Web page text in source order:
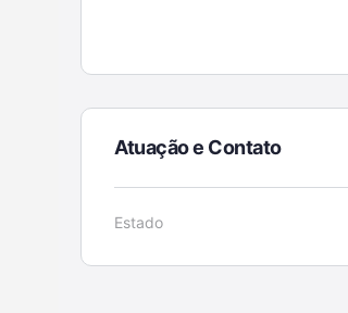
Atuação e Contato
Estado